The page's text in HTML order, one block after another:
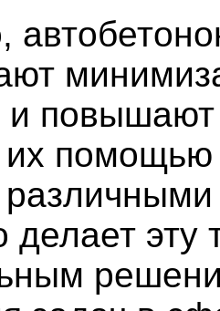
повышают
их
делает эту